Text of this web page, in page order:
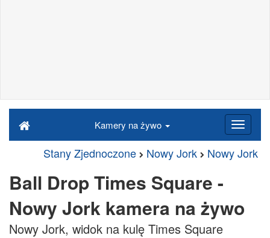
Kamery na żywo
Stany Zjednoczone Nowy Jork Nowy Jork
Ball Drop Times Square -
Nowy Jork kamera na żywo
Nowy Jork, widok na kulę Times Square